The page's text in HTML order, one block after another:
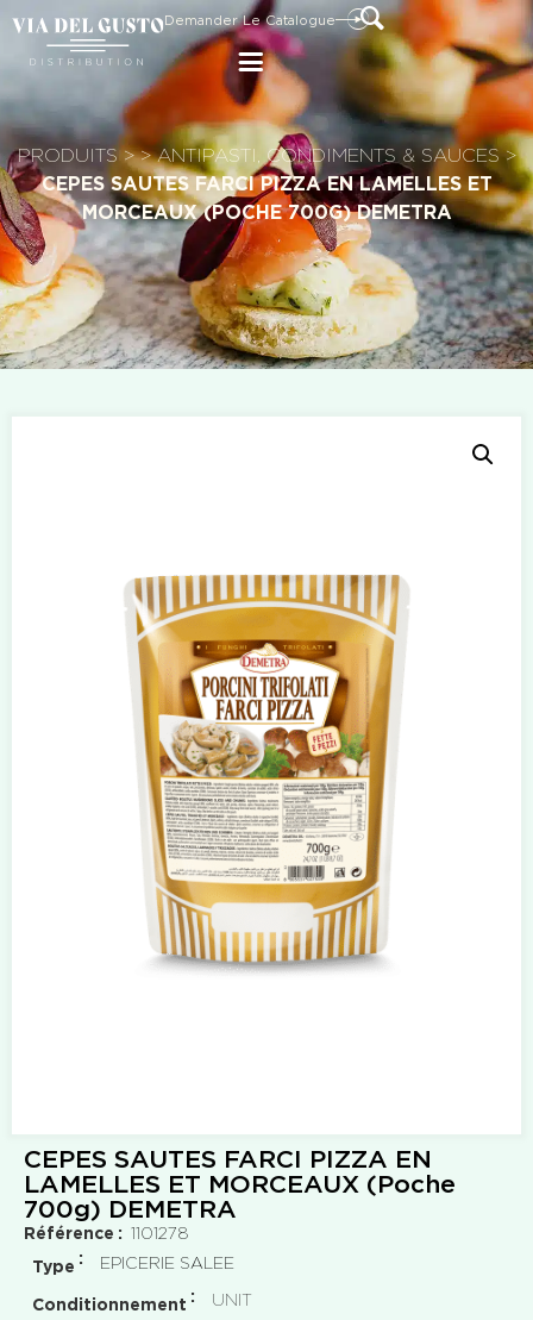
Demander Le Catalogue
PRODUITS>>ANTIPASTI, CONDIMENTS & SAUCES>
CEPES SAUTES FARCI PIZZA EN LAMELLES ET
MORCEAUX (POCHE 700G) DEMETRA
CEPES SAUTES FARCI PIZZA EN
LAMELLES ET MORCEAUX (Poche
700g) DEMETRA
Conditionnement UNIT
Référence
1101278
Type
EPICERIE SALEE